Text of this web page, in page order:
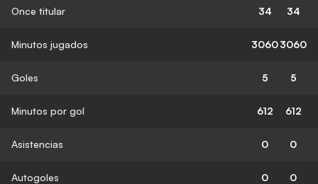
Once titular 34 34
Minutos jugados 30603060
Goles 5 5
Minutos por gol 612 612
Asistencias 0 0
Autogoles 0 0